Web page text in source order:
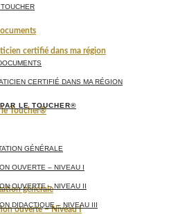
certifié dans ma région
le Toucher®
générale
ouverte – Niveau I
CERTIFIÉ DANS MA RÉGION
LE TOUCHER®
GÉNÉRALE
OUVERTE – NIVEAU I
OUVERTE – NIVEAU II
DIDACTIQUE – NIVEAU III